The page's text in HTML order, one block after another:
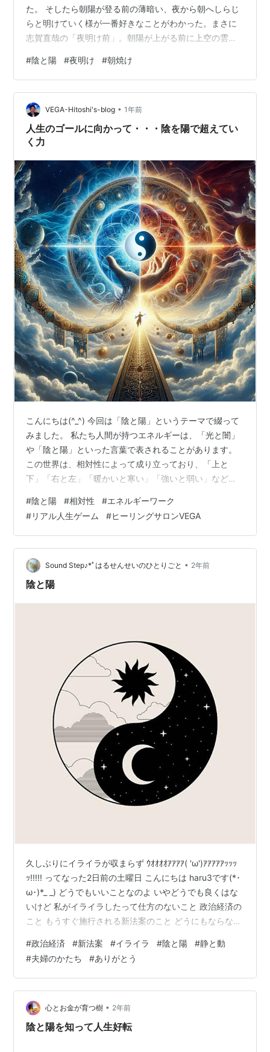
た。 そしたら朝陽が登る前の薄暗い、夜から朝へしらじ
らと明けていく様が一番好きなことがわかった。まさに
志賀直哉の「夜明け前」。朝陽が上がる前に上空の雲に
比、グラデーションがめちゃ佳き。 朝陽が水平線から顔
を出すと、御日様、御来光、という感じになって、夜を
明るく照らす神様に参拝という感じになりますね。もち
ろん参拝もするんだけど、世界が一気に明るくリアルな
世界になる。 幻想的な夜からの夜明け（月の世界）、世
を隅々まで明るく照らす（天照す、神の世界）太…
#陰と陽 #夜明け #朝焼け
VEGA-Hitoshi's-blog • 1年前
人生のゴールに向かって・・・陰を陽で超えてい
く力
こんにちは(^_^) 今回は「陰と陽」というテーマで綴って
みました。 私たち人間が持つエネルギーは、「光と闇」
や「陰と陽」といった言葉で表されることがあります。
この世界は、相対性によって成り立っており、「上と
下」「右と左」「暖かいと寒い」「強いと弱い」など、
ギーにも両側面がありますが、実際には「陰（ネガティ
ブ）」のエネルギーを多く刷り込まれて生きてきた人が
ほとんどではないでしょうか。 この地球自体が“陰”の領
域を多く持つ星であるため、私たちは生まれてからの経
験を通して、無意識のうちに闇のエネルギーを多く取り
込んできています。 さらに「常識」や…
#陰と陽 #相対性 #エネルギーワーク
#リアル人生ゲーム #ヒーリングサロンVEGA
Sound Step♪*ﾟはるせんせいのひとりごと • 2年前
陰と陽
久しぶりにイライラが収まらず ｳｵｵｵｵｱｱｱｱ( 'ω')ｱｱｱｱｱｯｯｯ
ｯ!!!!! ってなった2日前の土曜日 こんにちは haru3です(*･
ω･)*_ _) どうでもいいことなのよ いやどうでも良くはな
いけど 私がイライラしたって仕方のないこと 政治経済の
こと もうすぐ施行される新法案のこと どうにもならない
なんの話からかそっち系の話になったら カチっと心の中
でスイッチが入ってしまった パパさんにぶつけても仕方
がないのに わーっと一気に吐き出してしまう(*ﾉω<*) で
もパパさん怒るわけでもなく 冷静に穏やかに話をしてく
れて 今思い…
#政治経済 #新法案 #イライラ #陰と陽 #静と動
#夫婦のかたち #ありがとう
心とお金が育つ樹 • 2年前
陰と陽を知って人生好転